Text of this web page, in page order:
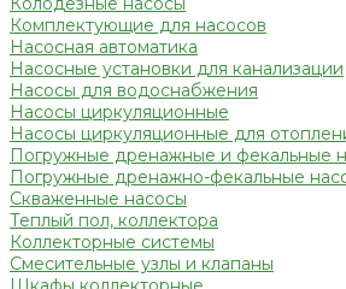
Комплектующие для насосов
Насосная автоматика
Насосные установки для канализации
Насосы для водоснабжения
Насосы циркуляционные
Насосы циркуляционные для
Погружные дренажные и фекальные
Погружные дренажно-фекальные
Скваженные насосы
Теплый пол, коллектора
Коллекторные системы
Смесительные узлы и клапаны